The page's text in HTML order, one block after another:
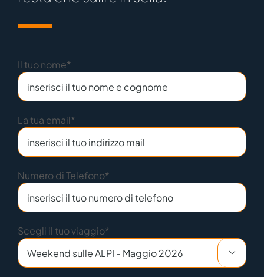
Il tuo nome*
La tua email*
Numero di Telefono*
Scegli il tuo viaggio*
